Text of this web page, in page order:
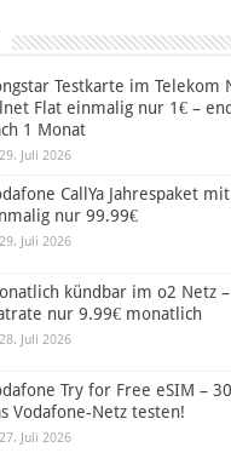
Testkarte im Telekom
Flat einmalig nur 1€ –
1 Monat
29. Juli 2026
CallYa Jahrespaket
nur 99.99€
29. Juli 2026
kündbar im o2 Netz
nur 9.99€ monatlich
28. Juli 2026
Try for Free eSIM –
Vodafone-Netz testen!
27. Juli 2026